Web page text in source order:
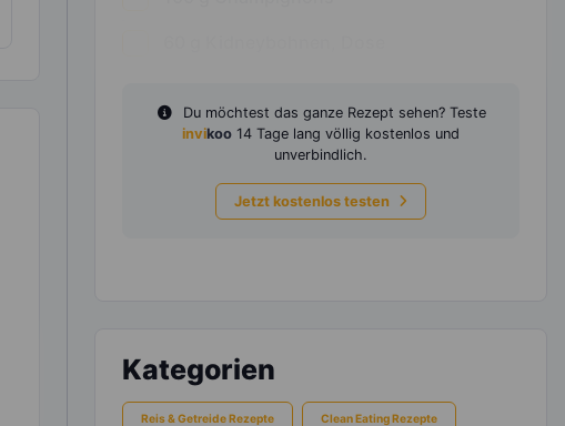
Du möchtest das ganze Rezept sehen? Teste
invikoo 14 Tage lang völlig kostenlos und
unverbindlich.
Jetzt kostenlos testen
Kategorien
Reis & Getreide Rezepte Clean Eating Rezepte